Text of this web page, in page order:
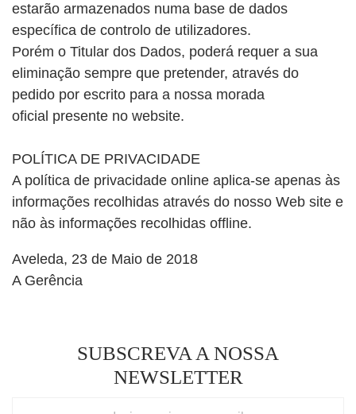
estarão armazenados numa base de dados
específica de controlo de utilizadores.
Porém o Titular dos Dados, poderá requer a sua
eliminação sempre que pretender, através do
pedido por escrito para a nossa morada
oficial presente no website.
POLÍTICA DE PRIVACIDADE
A política de privacidade online aplica-se apenas às
informações recolhidas através do nosso Web site e
não às informações recolhidas offline.
Aveleda, 23 de Maio de 2018
A Gerência
SUBSCREVA A NOSSA
NEWSLETTER